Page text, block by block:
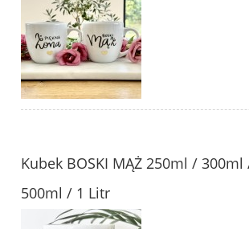
Kubek BOSKI MĄŻ 250ml /
500ml / 1 Litr